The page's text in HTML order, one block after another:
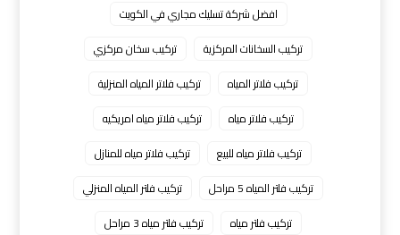
افضل شركة تسليك مجاري في الكويت
تركيب السخانات المركزية
تركيب سخان مركزي
تركيب فلاتر المياه
تركيب فلاتر المياه المنزلية
تركيب فلاتر مياه
تركيب فلاتر مياه امريكيه
تركيب فلاتر مياه للبيع
تركيب فلاتر مياه للمنازل
تركيب فلتر المياه 5 مراحل
تركيب فلتر المياه المنزلي
تركيب فلتر مياه
تركيب فلتر مياه 3 مراحل